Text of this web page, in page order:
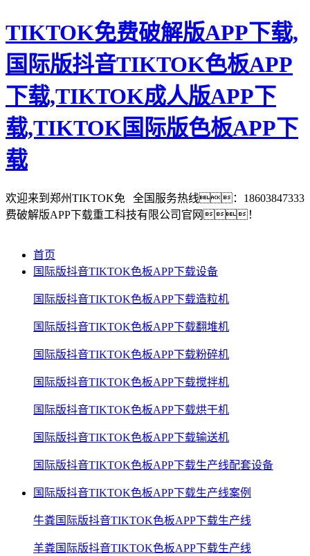
TIKTOK免费破解版APP下载,
国际版抖音TIKTOK色板APP
下载,TIKTOK成人版APP下
载,TIKTOK国际版色板APP下
载
全国服务热线：18603847333
欢迎来到郑州TIKTOK免
费破解版APP下载重工科技有限公司官网！
首页
国际版抖音TIKTOK色板APP下载设备
国际版抖音TIKTOK色板APP下载造粒机
国际版抖音TIKTOK色板APP下载翻堆机
国际版抖音TIKTOK色板APP下载粉碎机
国际版抖音TIKTOK色板APP下载搅拌机
国际版抖音TIKTOK色板APP下载烘干机
国际版抖音TIKTOK色板APP下载输送机
国际版抖音TIKTOK色板APP下载生产线配套设备
国际版抖音TIKTOK色板APP下载生产线案例
牛粪国际版抖音TIKTOK色板APP下载生产线
羊粪国际版抖音TIKTOK色板APP下载生产线